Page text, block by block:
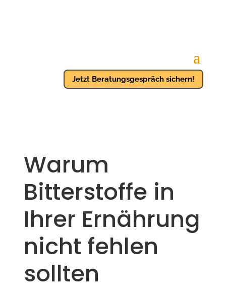
Jetzt Beratungsgespräch sichern!
Warum
Bitterstoffe in
Ihrer Ernährung
nicht fehlen
sollten